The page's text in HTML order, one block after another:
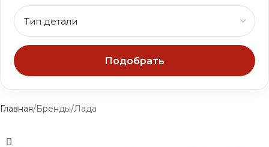
Подобрать
Главная Бренды Лада